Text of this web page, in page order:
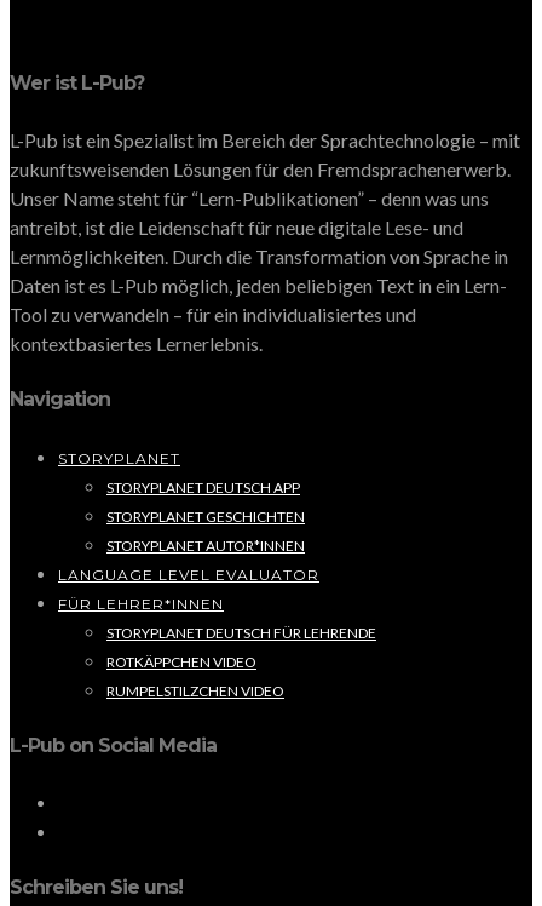
Wer ist L-Pub?
L-Pub ist ein Spezialist im Bereich der Sprachtechnologie – mit
zukunftsweisenden Lösungen für den Fremdsprachenerwerb.
Unser Name steht für “Lern-Publikationen” – denn was uns
antreibt, ist die Leidenschaft für neue digitale Lese- und
Lernmöglichkeiten. Durch die Transformation von Sprache in
Daten ist es L-Pub möglich, jeden beliebigen Text in ein Lern-
Tool zu verwandeln – für ein individualisiertes und
kontextbasiertes Lernerlebnis.
Navigation
STORYPLANET
STORYPLANET DEUTSCH APP
STORYPLANET GESCHICHTEN
STORYPLANET AUTOR*INNEN
LANGUAGE LEVEL EVALUATOR
FÜR LEHRER*INNEN
STORYPLANET DEUTSCH FÜR LEHRENDE
ROTKÄPPCHEN VIDEO
RUMPELSTILZCHEN VIDEO
L-Pub on Social Media
Schreiben Sie uns!